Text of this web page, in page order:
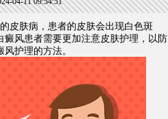
皮肤病，患者的皮肤会出现白色斑
风患者需要更加注意皮肤护理，以防
护理的方法。